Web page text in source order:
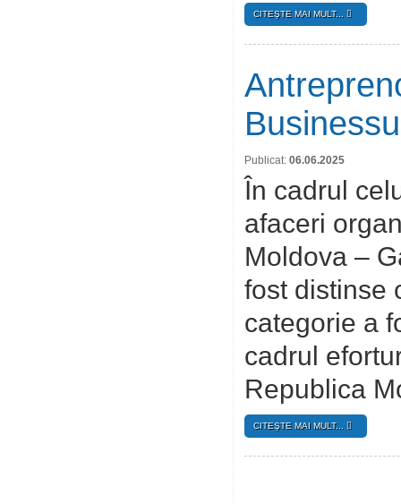
CITEŞTE MAI MULT...
Publicat: 06.06.2025
În cadrul
afaceri
Moldova –
fost distinse
categorie a
cadrul
Republica
CITEŞTE MAI MULT...